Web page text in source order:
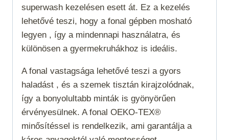
superwash kezelésen esett át. Ez a kezelés
lehetővé teszi, hogy a fonal gépben mosható
legyen , így a mindennapi használatra, és
különösen a gyermekruhákhoz is ideális.
A fonal vastagsága lehetővé teszi a gyors
haladást , és a szemek tisztán kirajzolódnak,
így a bonyolultabb minták is gyönyörűen
érvényesülnek. A fonal OEKO-TEX®
minősítéssel is rendelkezik, ami garantálja a